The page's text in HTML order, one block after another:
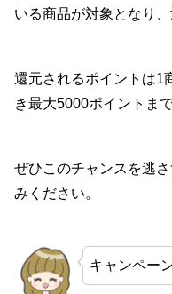
いる商品が対象となり
還元されるポイントは1
き最大5000ポイントまで
ぜひこのチャンスを逃
みください。
キャンペー